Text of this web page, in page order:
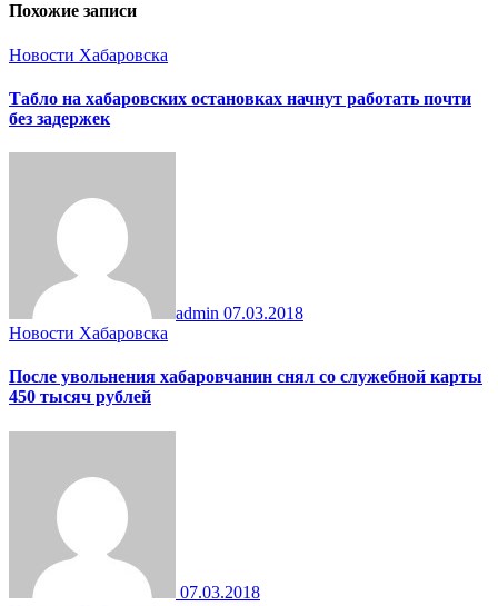
Похожие записи
Новости Хабаровска
Табло на хабаровских остановках начнут работать почти
без задержек
admin 07.03.2018
Новости Хабаровска
После увольнения хабаровчанин снял со служебной карты
450 тысяч рублей
07.03.2018